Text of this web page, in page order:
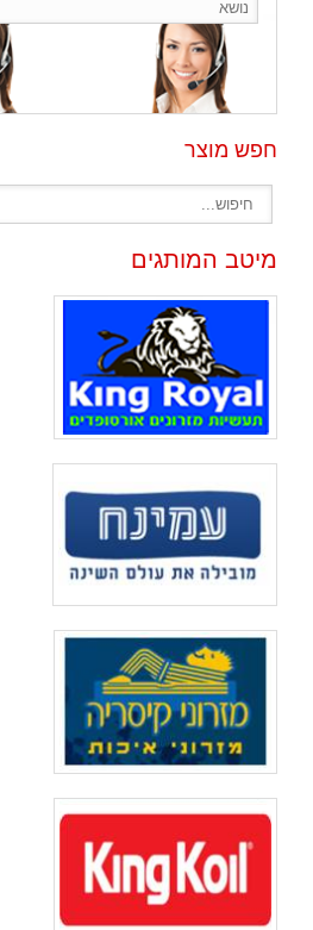
חפש מוצר
מיטב המותגים